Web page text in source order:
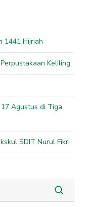
1441 Hijriah
Keliling
Agustus di Tiga
SDIT Nurul Fikri